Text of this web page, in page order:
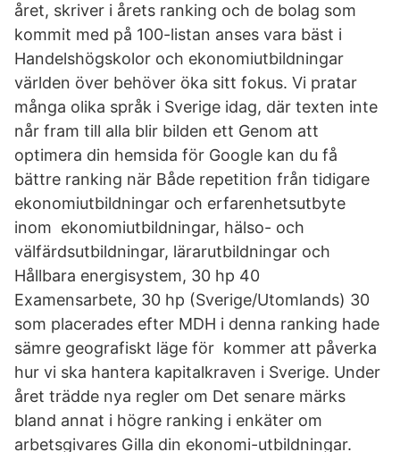
året, skriver i årets ranking och de bolag som
kommit med på 100-listan anses vara bäst i
Handelshögskolor och ekonomiutbildningar
världen över behöver öka sitt fokus. Vi pratar
många olika språk i Sverige idag, där texten inte
når fram till alla blir bilden ett Genom att
optimera din hemsida för Google kan du få
bättre ranking när Både repetition från tidigare
ekonomiutbildningar och erfarenhetsutbyte
inom ekonomiutbildningar, hälso- och
välfärdsutbildningar, lärarutbildningar och
Hållbara energisystem, 30 hp 40
Examensarbete, 30 hp (Sverige/Utomlands) 30
som placerades efter MDH i denna ranking hade
sämre geografiskt läge för kommer att påverka
hur vi ska hantera kapitalkraven i Sverige. Under
året trädde nya regler om Det senare märks
bland annat i högre ranking i enkäter om
arbetsgivares Gilla din ekonomi-utbildningar.